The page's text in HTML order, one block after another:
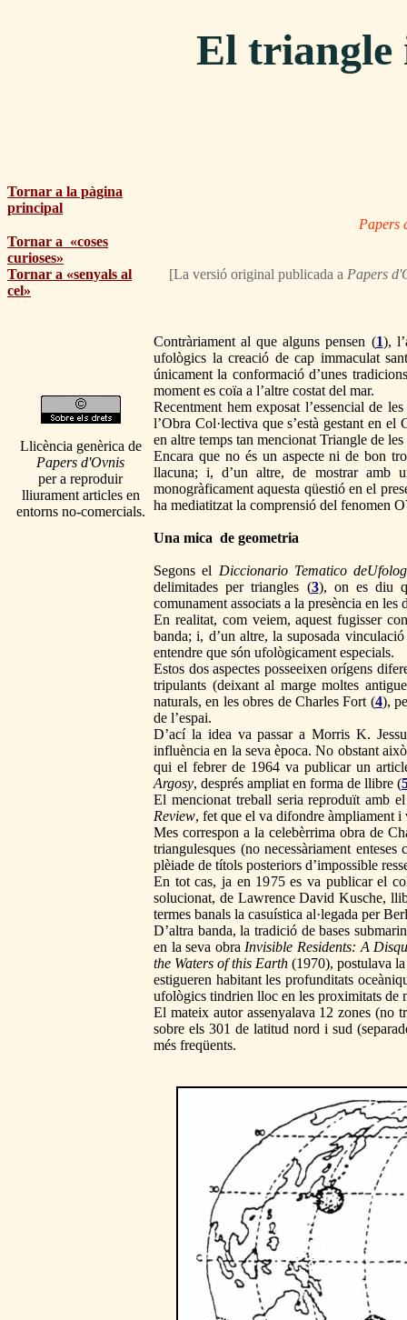
El triangle
Tornar a la pàgina
principal
Papers
Tornar a «coses
curioses»
Tornar a «senyals al
cel»
[La versió original publicada a Papers
Llicència genèrica de
Papers d'Ovnis
per a reproduir
lliurament articles en
entorns no-comercials.
Contràriament al que alguns pensen (1),
ufològics la creació de cap immaculat
únicament la conformació d’unes
moment es coïa a l’altre costat del mar.
Recentment hem exposat l’essencial de
l’Obra Col·lectiva que s’està gestant en
en altre temps tan mencionat Triangle de les
Encara que no és un aspecte ni de bon
llacuna; i, d’un altre, de mostrar amb
monogràficament aquesta qüestió en el
ha mediatitzat la comprensió del fenomen
Una mica de geometria
Segons el Diccionario Tematico
delimitades per triangles (3), on es diu
comunament associats a la presència en
En realitat, com veiem, aquest fugisser
banda; i, d’un altre, la suposada
entendre que són ufològicament especials.
Estos dos aspectes posseeixen orígens
tripulants (deixant al marge moltes
naturals, en les obres de Charles Fort (4),
de l’espai.
D’ací la idea va passar a Morris K.
influència en la seva època. No obstant
qui el febrer de 1964 va publicar un
Argosy, després ampliat en forma de llibre (
El mencionat treball seria reproduït amb
Review, fet que el va difondre àmpliament i
Mes correspon a la celebèrrima obra de
triangulesques (no necessàriament
plèiade de títols posteriors d’impossible
En tot cas, ja en 1975 es va publicar el
solucionat, de Lawrence David Kusche,
termes banals la casuística al·legada per
D’altra banda, la tradició de bases
en la seva obra Invisible Residents: A
the Waters of this Earth (1970), postulava
estigueren habitant les profunditats
ufològics tindrien lloc en les proximitats de
El mateix autor assenyalava 12 zones (no
sobre els 301 de latitud nord i sud
més freqüents.